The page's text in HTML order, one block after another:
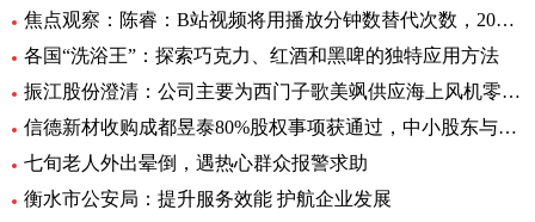
焦点观察：陈睿：B站视频将用播放分钟数替代次数，2022 年 UP 主总收入同比增加 28%
各国“洗浴王”：探索巧克力、红酒和黑啤的独特应用方法
振江股份澄清：公司主要为西门子歌美飒供应海上风机零部件-环球精选
信德新材收购成都昱泰80%股权事项获通过，中小股东与大股东存分歧
七旬老人外出晕倒，遇热心群众报警求助
衡水市公安局：提升服务效能 护航企业发展